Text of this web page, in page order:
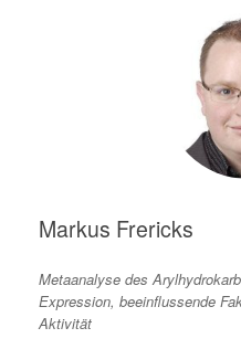
Markus Frericks
Metaanalyse des
Expression, beeinflussende
Aktivität